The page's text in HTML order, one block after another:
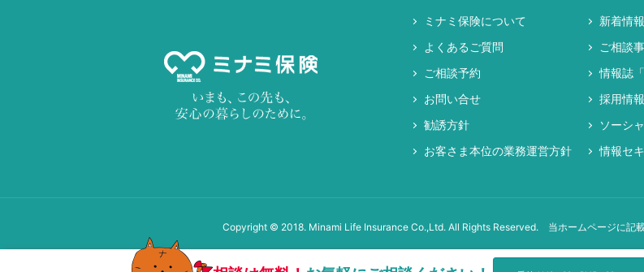
ミナミ保険について 新着情報
よくあるご質問
ご相談
ご相談予約
情報誌
お問い合せ
採用情報
勧誘方針
ソーシ
お客さま本位の業務運営方針
情報セ
Copyright © 2018. Minami Life Insurance Co.,Ltd. All Rights Reserved. 当ホームページに記